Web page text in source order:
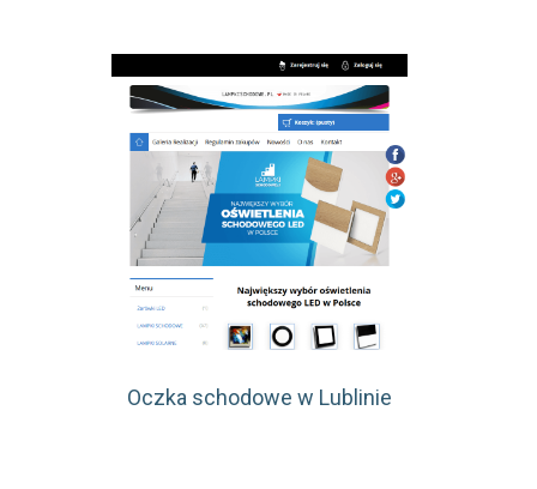
Oczka schodowe w Lublinie